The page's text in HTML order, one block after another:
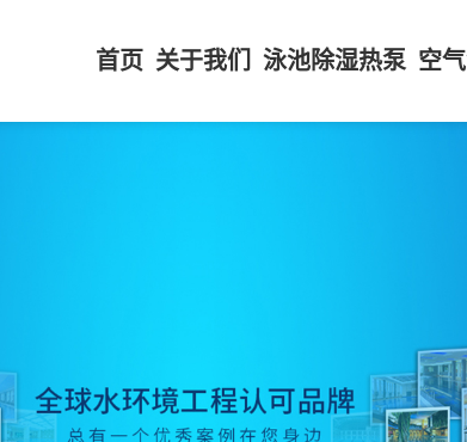
首页 关于我们 泳池除湿热泵 空